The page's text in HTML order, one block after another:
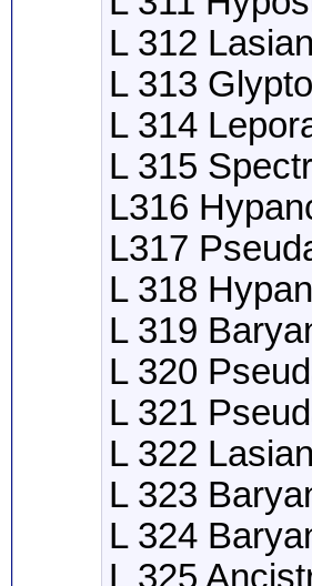
L 312
L 313
L 314
L 315
L316
L317
L 318
L 319
L 320
L 321
L 322
L 323
L 324
L 325